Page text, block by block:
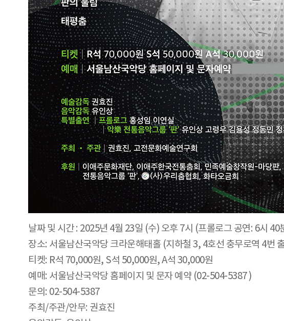
날짜 및 시간 : 2025년 4월 23일 (수) 오후 7시 (프롤로그 공연: 6시
장소: 서울남산국악당 크라운해태홀 (지하철 3, 4호선 충무로역 4번
티켓: R석 70,000원, S석 50,000원, A석 30,000원
예매: 서울남산국악당 홈페이지 및 문자 예약 (02-504-5387 )
문의: 02-504-5387
주최/주관/안무: 권효진